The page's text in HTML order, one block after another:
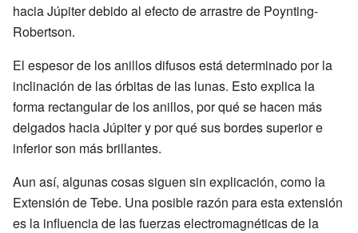
hacia Júpiter debido al efecto de arrastre de Poynting-
Robertson.
El espesor de los anillos difusos está determinado por la
inclinación de las órbitas de las lunas. Esto explica la
forma rectangular de los anillos, por qué se hacen más
delgados hacia Júpiter y por qué sus bordes superior e
inferior son más brillantes.
Aun así, algunas cosas siguen sin explicación, como la
Extensión de Tebe. Una posible razón para esta extensión
es la influencia de las fuerzas electromagnéticas de la